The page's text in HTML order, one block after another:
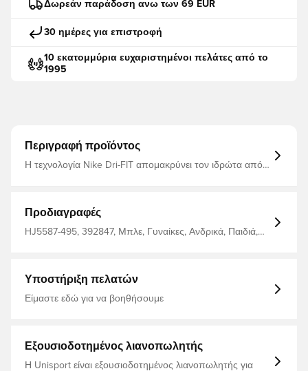
Δωρεάν παράδοση ανω των 69 EUR
30 ημέρες για επιστροφή
10 εκατομμύρια ευχαριστημένοι πελάτες από το
1995
Περιγραφή προϊόντος
Η τεχνολογία Nike Dri-FIT απομακρύνει τον ιδρώτα από
με αυτό που φοράει η ομάδα. 100% πολυεστέρας
Πλύσιμο στο πλυντήριο
Προδιαγραφές
HJ5587-495, 392847, Μπλε, Γυναίκες, Ανδρικά, Παιδιά,
Υποστήριξη πελατών
Είμαστε εδώ για να βοηθήσουμε
Εξουσιοδοτημένος λιανοπωλητής
Η Unisport είναι εξουσιοδοτημένος λιανοπωλητής για